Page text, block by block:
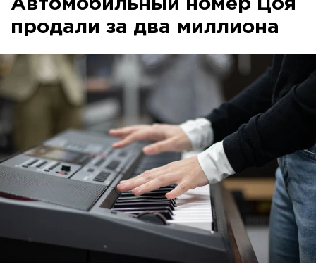
Автомобильный номер Цоя
продали за два миллиона